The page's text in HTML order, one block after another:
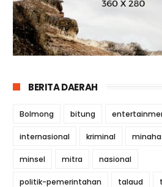
BERITA DAERAH
Bolmong bitung
internasional kriminal
minsel mitra nasional
politik-pemerintahan talaud